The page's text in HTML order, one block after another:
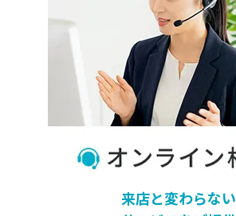
来店と変わらない